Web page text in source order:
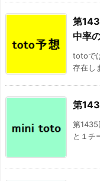
第
中率
totoで
存在し
第
第1435
と１チ